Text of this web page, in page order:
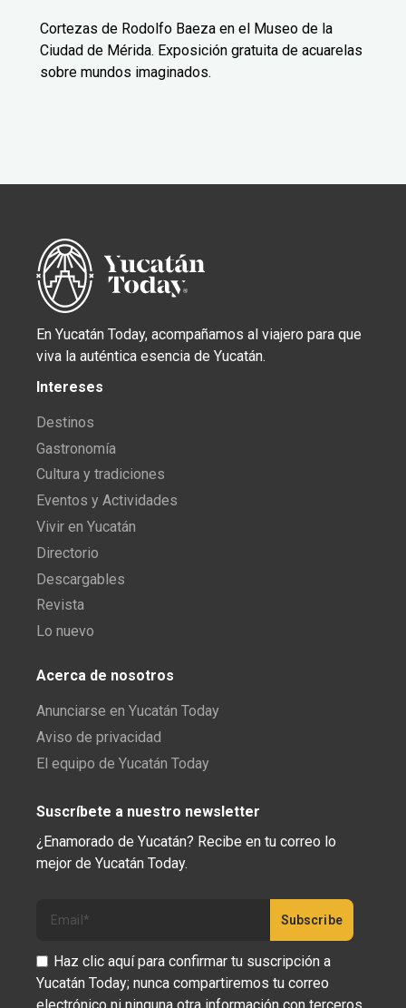
Cortezas de Rodolfo Baeza en el Museo de la
Ciudad de Mérida. Exposición gratuita de acuarelas
sobre mundos imaginados.
En Yucatán Today, acompañamos al viajero para que
viva la auténtica esencia de Yucatán.
Intereses
Destinos
Gastronomía
Cultura y tradiciones
Eventos y Actividades
Vivir en Yucatán
Directorio
Descargables
Revista
Lo nuevo
Acerca de nosotros
Anunciarse en Yucatán Today
Aviso de privacidad
El equipo de Yucatán Today
Suscríbete a nuestro newsletter
¿Enamorado de Yucatán? Recibe en tu correo lo
mejor de Yucatán Today.
Haz clic aquí para confirmar tu suscripción a
Yucatán Today; nunca compartiremos tu correo